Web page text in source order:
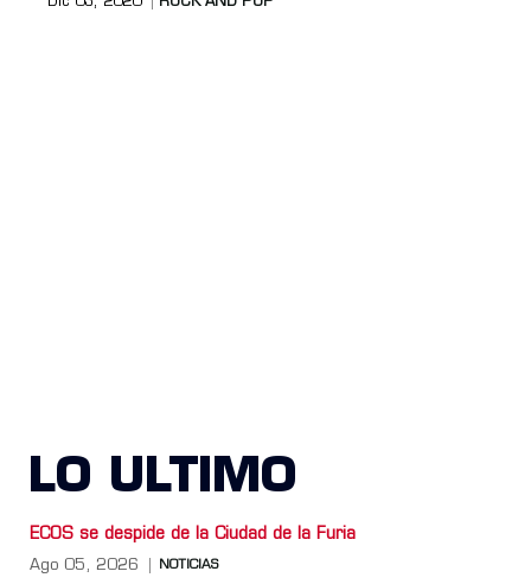
LO ULTIMO
ECOS se despide de la Ciudad de la Furia
Ago 05, 2026 NOTICIAS